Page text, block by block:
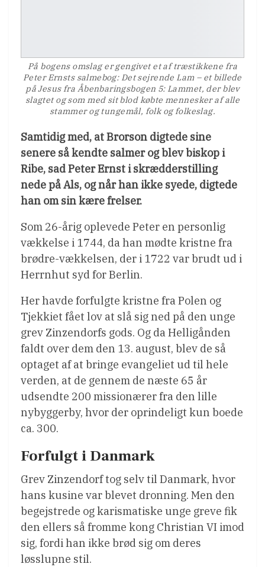
På bogens omslag er gengivet et af træstikkene fra
Peter Ernsts salmebog: Det sejrende Lam – et billede
på Jesus fra Åbenbaringsbogen 5: Lammet, der blev
slagtet og som med sit blod købte mennesker af alle
stammer og tungemål, folk og folkeslag.
Samtidig med, at Brorson digtede sine
senere så kendte salmer og blev biskop i
Ribe, sad Peter Ernst i skrædderstilling
nede på Als, og når han ikke syede, digtede
han om sin kære frelser.
Som 26-årig oplevede Peter en personlig
vækkelse i 1744, da han mødte kristne fra
brødre-vækkelsen, der i 1722 var brudt ud i
Herrnhut syd for Berlin.
Her havde forfulgte kristne fra Polen og
Tjekkiet fået lov at slå sig ned på den unge
grev Zinzendorfs gods. Og da Helligånden
faldt over dem den 13. august, blev de så
optaget af at bringe evangeliet ud til hele
verden, at de gennem de næste 65 år
udsendte 200 missionærer fra den lille
nybyggerby, hvor der oprindeligt kun boede
ca. 300.
Forfulgt i Danmark
Grev Zinzendorf tog selv til Danmark, hvor
hans kusine var blevet dronning. Men den
begejstrede og karismatiske unge greve fik
den ellers så fromme kong Christian VI imod
sig, fordi han ikke brød sig om deres
løsslupne stil.